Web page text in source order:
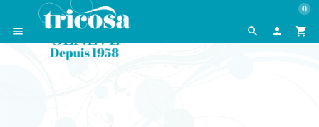
search
menu  shopping_cart
0